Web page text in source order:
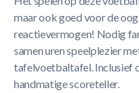
maar ook goed voor de
reactievermogen! Nodig
samen uren speelplezier
tafelvoetbaltafel. Inclusief
handmatige scoreteller.